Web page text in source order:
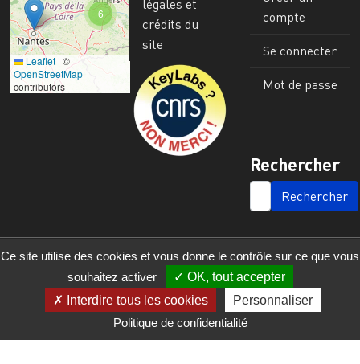
6
Leaflet | ©
OpenStreetMap
contributors
légales et
crédits du
site
Image
compte
Se connecter
Mot de passe
Rechercher
SEARCH
© 2023 - 2025 - UMR 6590 - Espaces et Sociétés
Ce site utilise des cookies et vous donne le contrôle sur ce que vous
souhaitez activer
OK, tout accepter
Interdire tous les cookies
Personnaliser
Politique de confidentialité